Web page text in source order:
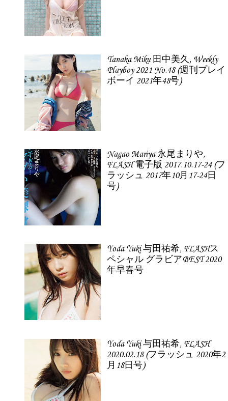
Tanaka Miku 田中美久, Weekly
Playboy 2021 No.48 (週刊プレイ
ボーイ 2021年48号)
Nagao Mariya 永尾まりや,
FLASH 電子版 2017.10.17-24 (フ
ラッシュ 2017年10月17-24日
号)
Yoda Yuki 与田祐希, FLASHス
ペシャル グラビアBEST 2020
年早春号
Yoda Yuki 与田祐希, FLASH
2020.02.18 (フラッシュ 2020年2
月18日号)